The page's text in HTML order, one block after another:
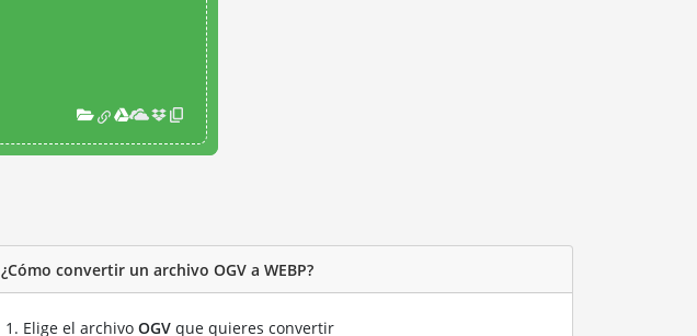
¿Cómo convertir un archivo OGV a WEBP?
Elige el archivo OGV que quieres convertir